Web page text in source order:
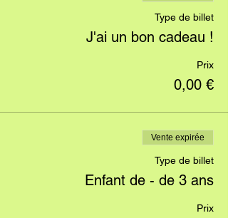
Type de billet
J'ai un bon cadeau !
Prix
0,00 €
Vente expirée
Type de billet
Enfant de - de 3 ans
Prix